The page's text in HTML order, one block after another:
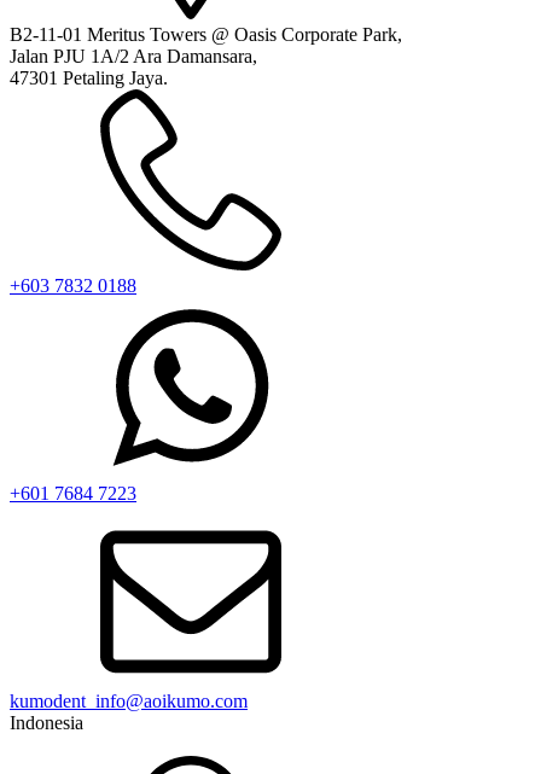
B2-11-01 Meritus Towers @ Oasis Corporate Park,
Jalan PJU 1A/2 Ara Damansara,
47301 Petaling Jaya.
+603 7832 0188
+601 7684 7223
kumodent_info@aoikumo.com
Indonesia